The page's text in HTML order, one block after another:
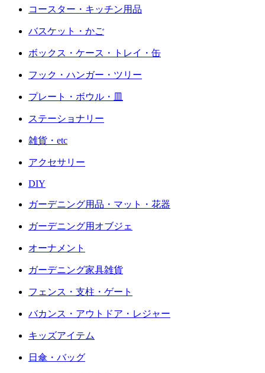
コースター・キッチン用品
バスケット・かご
ボックス・ケース・トレイ・缶
フック・ハンガー・ツリー
プレート・ボウル・皿
ステーショナリー
雑貨・etc
アクセサリー
DIY
ガーデニング用品・マット・花器
ガーデニング用オブジェ
オーナメント
ガーデニング家具雑貨
フェンス・支柱・ゲート
バカンス・アウトドア・レジャー
キッズアイテム
日傘・バッグ